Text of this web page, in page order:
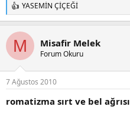
T
e
k
l
YASEMİN ÇİÇEĞİ
M Misafir Melek
Forum Okuru
7 Ağustos 2010
romatizma sırt ve bel ağrısı